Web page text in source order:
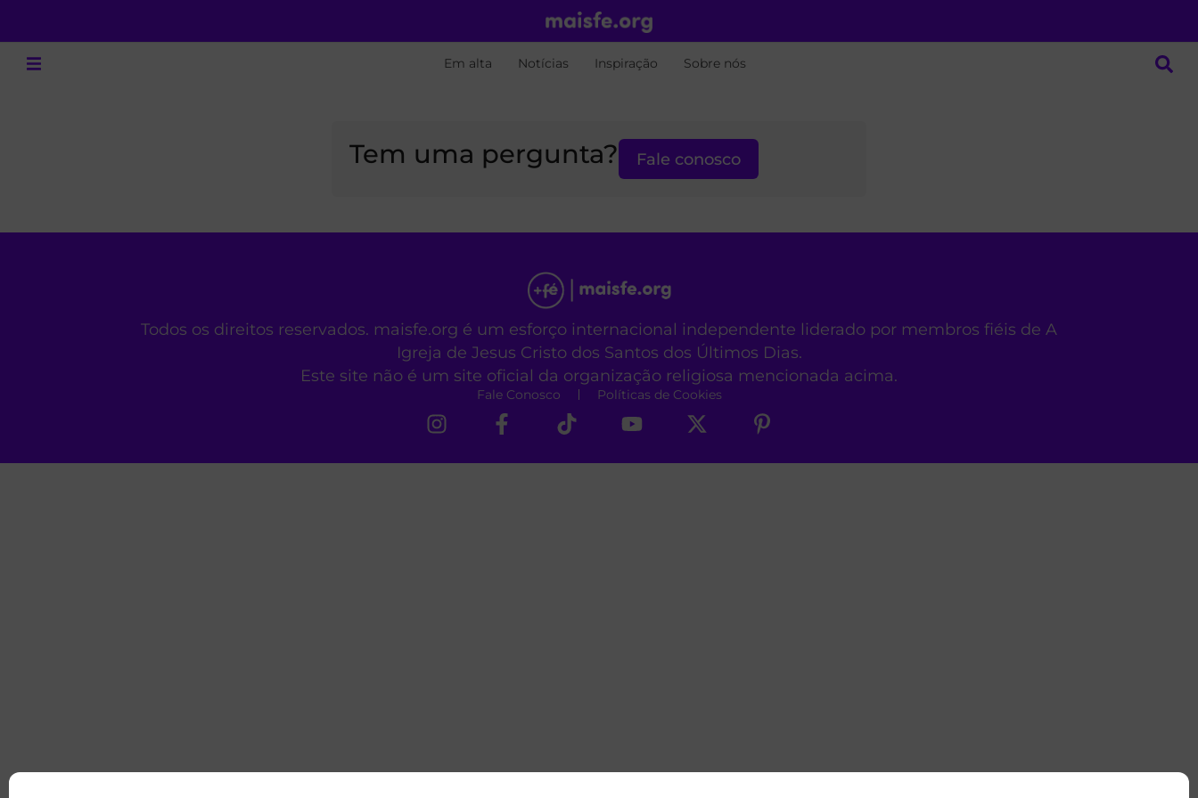
Em alta Notícias Inspiração Sobre nós
Tem uma pergunta? Fale conosco
Todos os direitos reservados. maisfe.org é um esforço internacional independente liderado por membros fiéis de A
Igreja de Jesus Cristo dos Santos dos Últimos Dias.
Este site não é um site oficial da organização religiosa mencionada acima.
Fale Conosco Políticas de Cookies